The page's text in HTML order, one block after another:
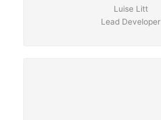
Luise Litt
Lead Developer